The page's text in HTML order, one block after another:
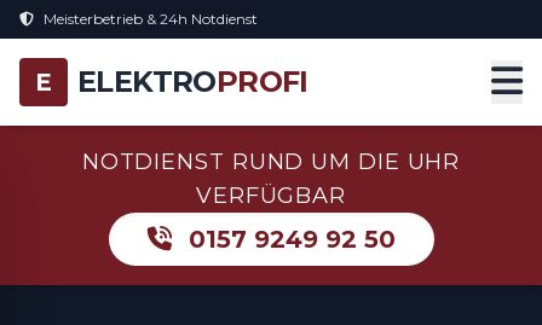
Meisterbetrieb & 24h Notdienst
E ELEKTROPROFI
NOTDIENST RUND UM DIE UHR
VERFÜGBAR
0157 9249 92 50